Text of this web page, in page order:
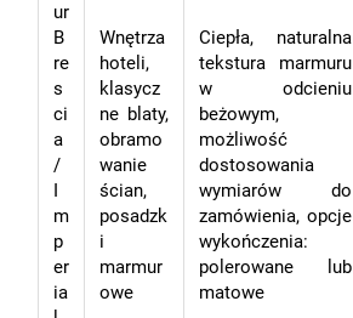
ur
B
re
s
ci
a
/
m
p
er
ia
Wnętrza
hoteli,
klasycz
ne blaty,
obramo
wanie
ścian,
posadzk
i
marmur
owe
Ciepła, naturalna
tekstura marmuru
w odcieniu
beżowym,
możliwość
dostosowania
wymiarów do
zamówienia, opcje
wykończenia:
polerowane lub
matowe